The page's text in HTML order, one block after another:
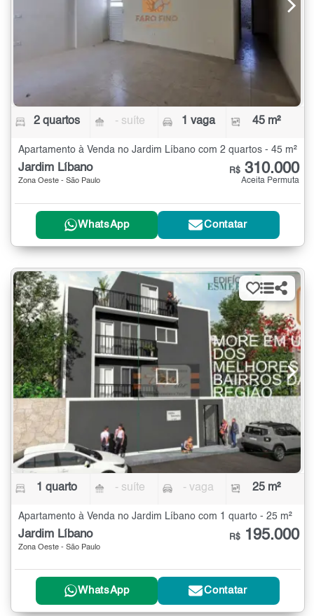
2 quartos - suíte 1 vaga 45 m²
Apartamento à Venda no Jardim Líbano com 2 quartos - 45 m²
Jardim Líbano
Zona Oeste - São Paulo
R$ 310.000
Aceita Permuta
WhatsApp Contatar
1 quarto - suíte - vaga 25 m²
Apartamento à Venda no Jardim Líbano com 1 quarto - 25 m²
Jardim Líbano
Zona Oeste - São Paulo
R$ 195.000
WhatsApp Contatar